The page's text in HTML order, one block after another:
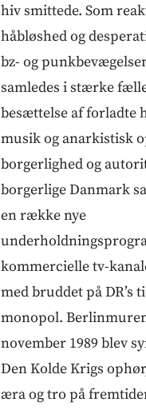
hiv smittede. Som
håbløshed og
bz- og
samledes i stærke
besættelse af forladte
musik og anarkistisk
borgerlighed og
borgerlige Danmark
en række nye
kommercielle tv-
med bruddet på DR’s
monopol.
november 1989 blev
Den Kolde Krigs
æra og tro på